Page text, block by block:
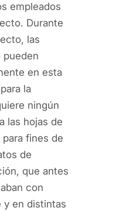
empleados
Durante
las
pueden
en esta
la
ningún
las hojas de
fines de
de
que antes
con
y en distintas